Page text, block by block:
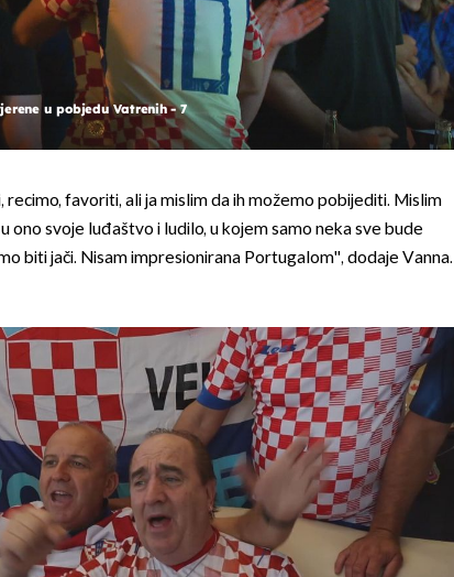
u pobjedu Vatrenih - 7
recimo, favoriti, ali ja mislim da ih možemo pobijediti. Mislim
ono svoje luđaštvo i ludilo, u kojem samo neka sve bude
biti jači. Nisam impresionirana Portugalom'', dodaje Vanna.
OMOGUĆI OBAVIJESTI